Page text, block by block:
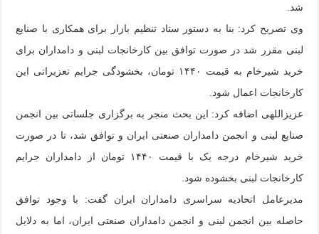
شد.
وی تصریح کرد: بنا به دستور ستاد تنظیم بازار برای همکاری با صنایع
لبنی مقرر شد در صورت توافق بین کارخانجات لبنی و دامداران برای
خرید شیرخام به قیمت ۱۴۴۰ تومان، بخشودگی جرایم تعزیراتی این
کارخانجات اعمال شود.
عزیزاللهی اضافه کرد: این بحث منجر به برگزاری جلساتی بین انجمن
صنایع لبنی و انجمن دامداران صنعتی ایران و توافق شد، تا در صورت
خرید شیرخام درجه یک با قیمت ۱۴۴۰ تومان از دامداران جرایم
کارخانجات لبنی بخشوده شود.
مدیرعامل اتحادیه سراسری دامداران ایران گفت: با وجود توافق
حاصله بین انجمن لبنی و انجمن دامداران صنعتی ایران، اما به دلایل